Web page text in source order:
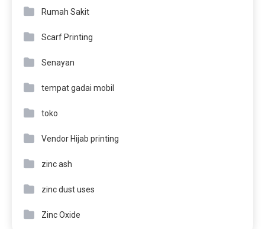
Rumah Sakit
Scarf Printing
Senayan
tempat gadai mobil
toko
Vendor Hijab printing
zinc ash
zinc dust uses
Zinc Oxide